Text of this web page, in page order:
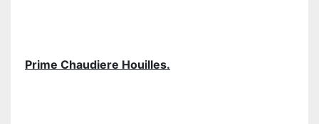
Prime Chaudiere Houilles.